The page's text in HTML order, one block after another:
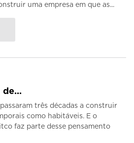
uma empresa em que as...
três décadas a construir
como habitáveis. E o
faz parte desse pensamento